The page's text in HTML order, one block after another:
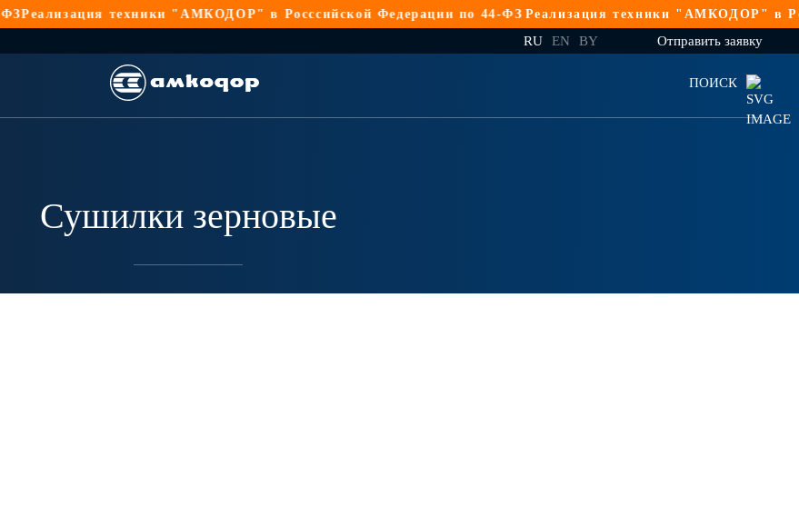
Реализация техники "АМКОДОР" в Росссийской Федерации по 44-ФЗРеализация техники "АМКОДОР" в
RU EN BY Отправить заявку
ПОИСК
Сушилки зерновые